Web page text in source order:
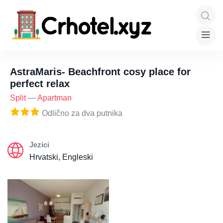
AstraMaris- Beachfront cosy place for
perfect relax
Split—Apartman
Odlično za dva putnika
Jezici
Hrvatski, Engleski